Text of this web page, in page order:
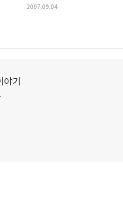
2007.09.04
야기